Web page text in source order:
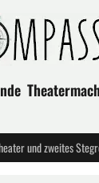
und zweites